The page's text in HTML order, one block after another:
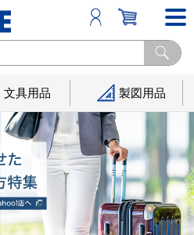
文具用品 製図用品